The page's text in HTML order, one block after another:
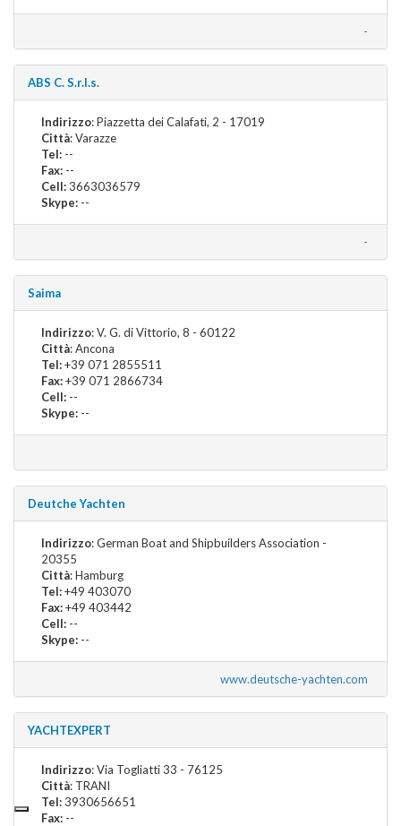
-
ABS C. S.r.l.s.
Indirizzo: Piazzetta dei Calafati, 2 - 17019
Città: Varazze
Tel: --
Fax: --
Cell:3663036579
Skype: --
-
Saima
Indirizzo: V. G. di Vittorio, 8 - 60122
Città: Ancona
Tel:+39 071 2855511
Fax:+39 071 2866734
Cell: --
Skype: --
Deutche Yachten
Indirizzo: German Boat and Shipbuilders Association -
20355
Città: Hamburg
Tel:+49 403070
Fax:+49 403442
Cell: --
Skype: --
www.deutsche-yachten.com
YACHTEXPERT
Indirizzo: Via Togliatti 33 - 76125
Città: TRANI
Tel:3930656651
Fax: --